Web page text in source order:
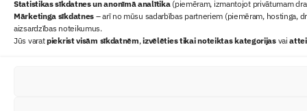
Statistikas sīkdatnes un anonīmā analītika(piemēram, izmantojot privātumam
Mārketinga sīkdatnes – arī no mūsu sadarbības partneriem (piemēram, hostinga,
aizsardzības noteikumus.
Jūs varatpiekrist visām sīkdatnēm,izvēlēties tikai noteiktas kategorijasvai